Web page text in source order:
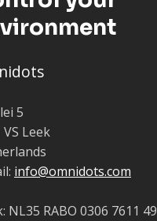
5
VS Leek
info@omnidots.com
NL35 RABO 0306 7611 49